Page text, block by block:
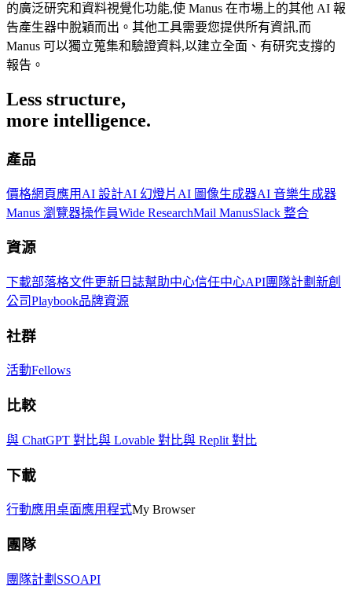
的廣泛研究和資料視覺化功能,使 Manus 在市場上的其他 AI 報
告產生器中脫穎而出。其他工具需要您提供所有資訊,而
Manus 可以獨立蒐集和驗證資料,以建立全面、有研究支撐的
報告。
Less structure,
more intelligence.
產品
價格網頁應用 AI 設計AI 幻燈片 AI 圖像生成器AI 音樂生成器
Manus 瀏覽器操作員Wide ResearchMail ManusSlack 整合
資源
下載部落格文件更新日誌幫助中心信任中心API團隊計劃 新創
公司Playbook品牌資源
社群
活動Fellows
比較
與 ChatGPT 對比與 Lovable 對比與 Replit 對比
下載
行動應用桌面應用程式My Browser
團隊
團隊計劃 SSOAPI